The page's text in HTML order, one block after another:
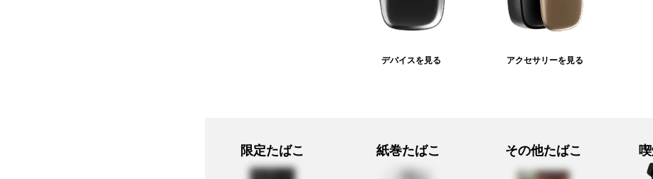
デバイスを見る アクセサリーを見る
限定たばこ 紙巻たばこ その他たばこ